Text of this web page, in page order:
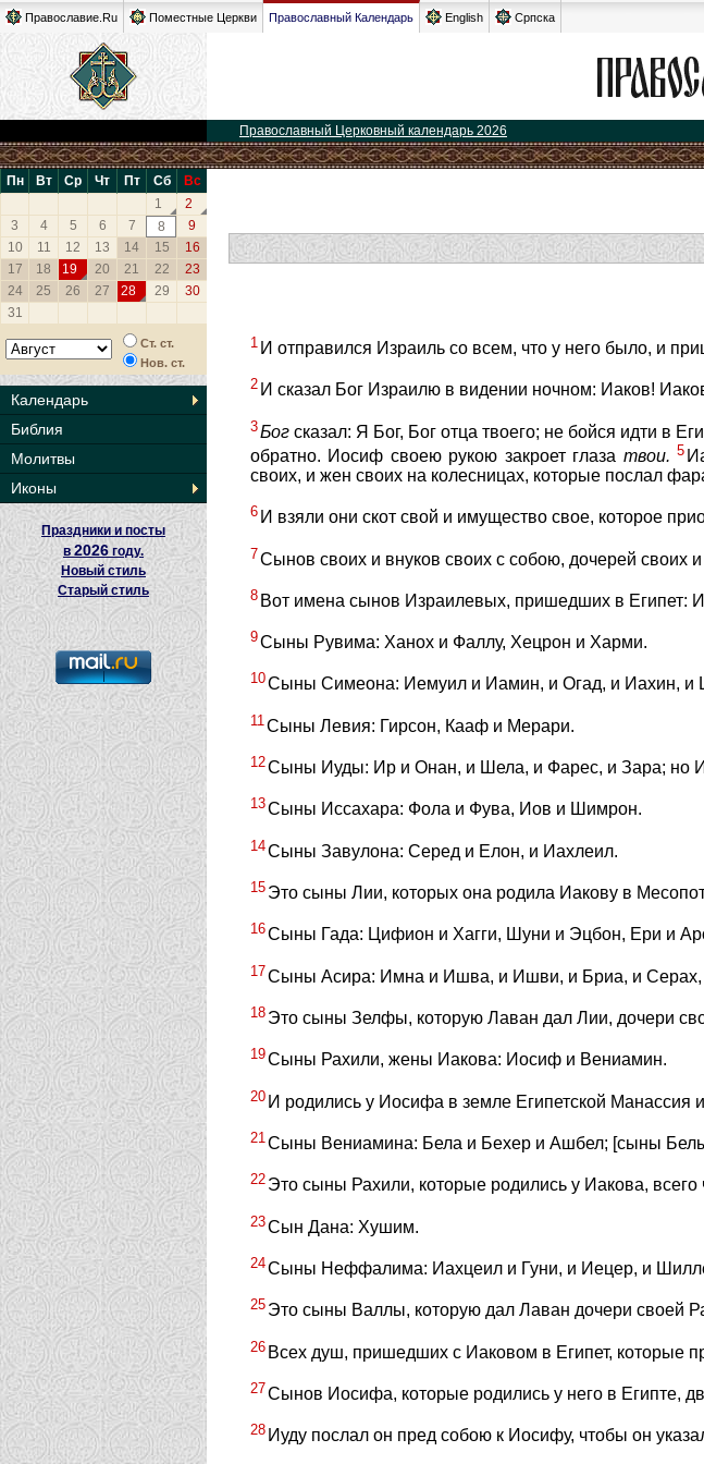
Православие.Ru Поместные Церкви Православный Календарь English Српска
Православный Церковный календарь 2026
Пн Вт Ср Чт Пт Сб
Вс
1
2
3
4 5 6 7 8
9
10
11 12 13 14 15
16
17
18 19 20 21 22
23
24
25 26 27 28 29
30
31
Ст. ст.
Нов. ст.
Календарь
Библия
Молитвы
Иконы
Праздники и посты
в2026 году.
Новый стиль
Старый стиль
1 И отправился Израиль со всем, что у него было, и
2 И сказал Бог Израилю в видении ночном: Иаков!
3Бог сказал: Я Бог, Бог отца твоего; не бойся идти в
обратно. Иосиф своею рукою закроет глаза твои. 5
своих, и жен своих на колесницах, которые послал
6 И взяли они скот свой и имущество свое, которое
7Сынов своих и внуков своих с собою, дочерей своих
8 Вот имена сынов Израилевых, пришедших в Египет:
9Сыны Рувима: Ханох и Фаллу, Хецрон и Харми.
10Сыны Симеона: Иемуил и Иамин, и Огад, и Иахин, и
11 Сыны Левия: Гирсон, Кааф и Мерари.
12Сыны Иуды: Ир и Онан, и Шела, и Фарес, и Зара; но
13Сыны Иссахара: Фола и Фува, Иов и Шимрон.
14Сыны Завулона: Серед и Елон, и Иахлеил.
15 Это сыны Лии, которых она родила Иакову в
16Сыны Гада: Цифион и Хагги, Шуни и Эцбон, Ери и
17Сыны Асира: Имна и Ишва, и Ишви, и Бриа, и Серах,
18 Это сыны Зелфы, которую Лаван дал Лии, дочери
19Сыны Рахили, жены Иакова: Иосиф и Вениамин.
20 И родились у Иосифа в земле Египетской
21Сыны Вениамина: Бела и Бехер и Ашбел; [сыны
22 Это сыны Рахили, которые родились у Иакова, всего
23Сын Дана: Хушим.
24Сыны Неффалима: Иахцеил и Гуни, и Иецер, и
25 Это сыны Валлы, которую дал Лаван дочери своей
26 Всех душ, пришедших с Иаковом в Египет, которые
27Сынов Иосифа, которые родились у него в Египте,
28 Иуду послал он пред собою к Иосифу, чтобы он